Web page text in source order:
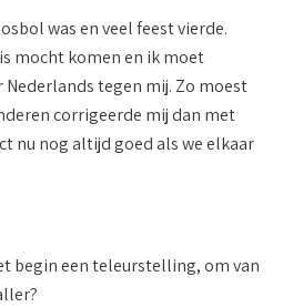
was en veel feest vierde.
mocht komen en ik moet
Nederlands tegen mij. Zo moest
corrigeerde mij dan met
nu nog altijd goed als we elkaar
begin een teleurstelling, om van